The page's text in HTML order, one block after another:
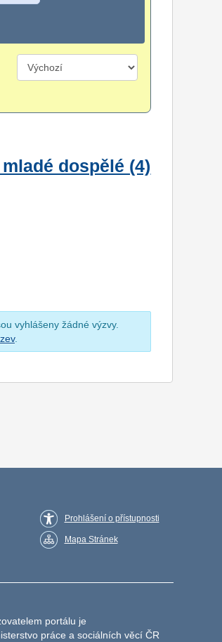
dospělé (4)
vyhlášeny žádné výzvy.
.
Prohlášení o přístupnosti
Mapa Stránek
portálu je
práce a sociálních věcí ČR